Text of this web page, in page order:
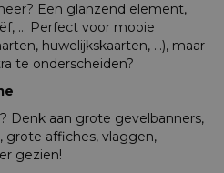
Een glanzend element,
… Perfect voor mooie
huwelijkskaarten, ...), maar
te onderscheiden?
Denk aan grote gevelbanners,
grote affiches, vlaggen,
gezien!